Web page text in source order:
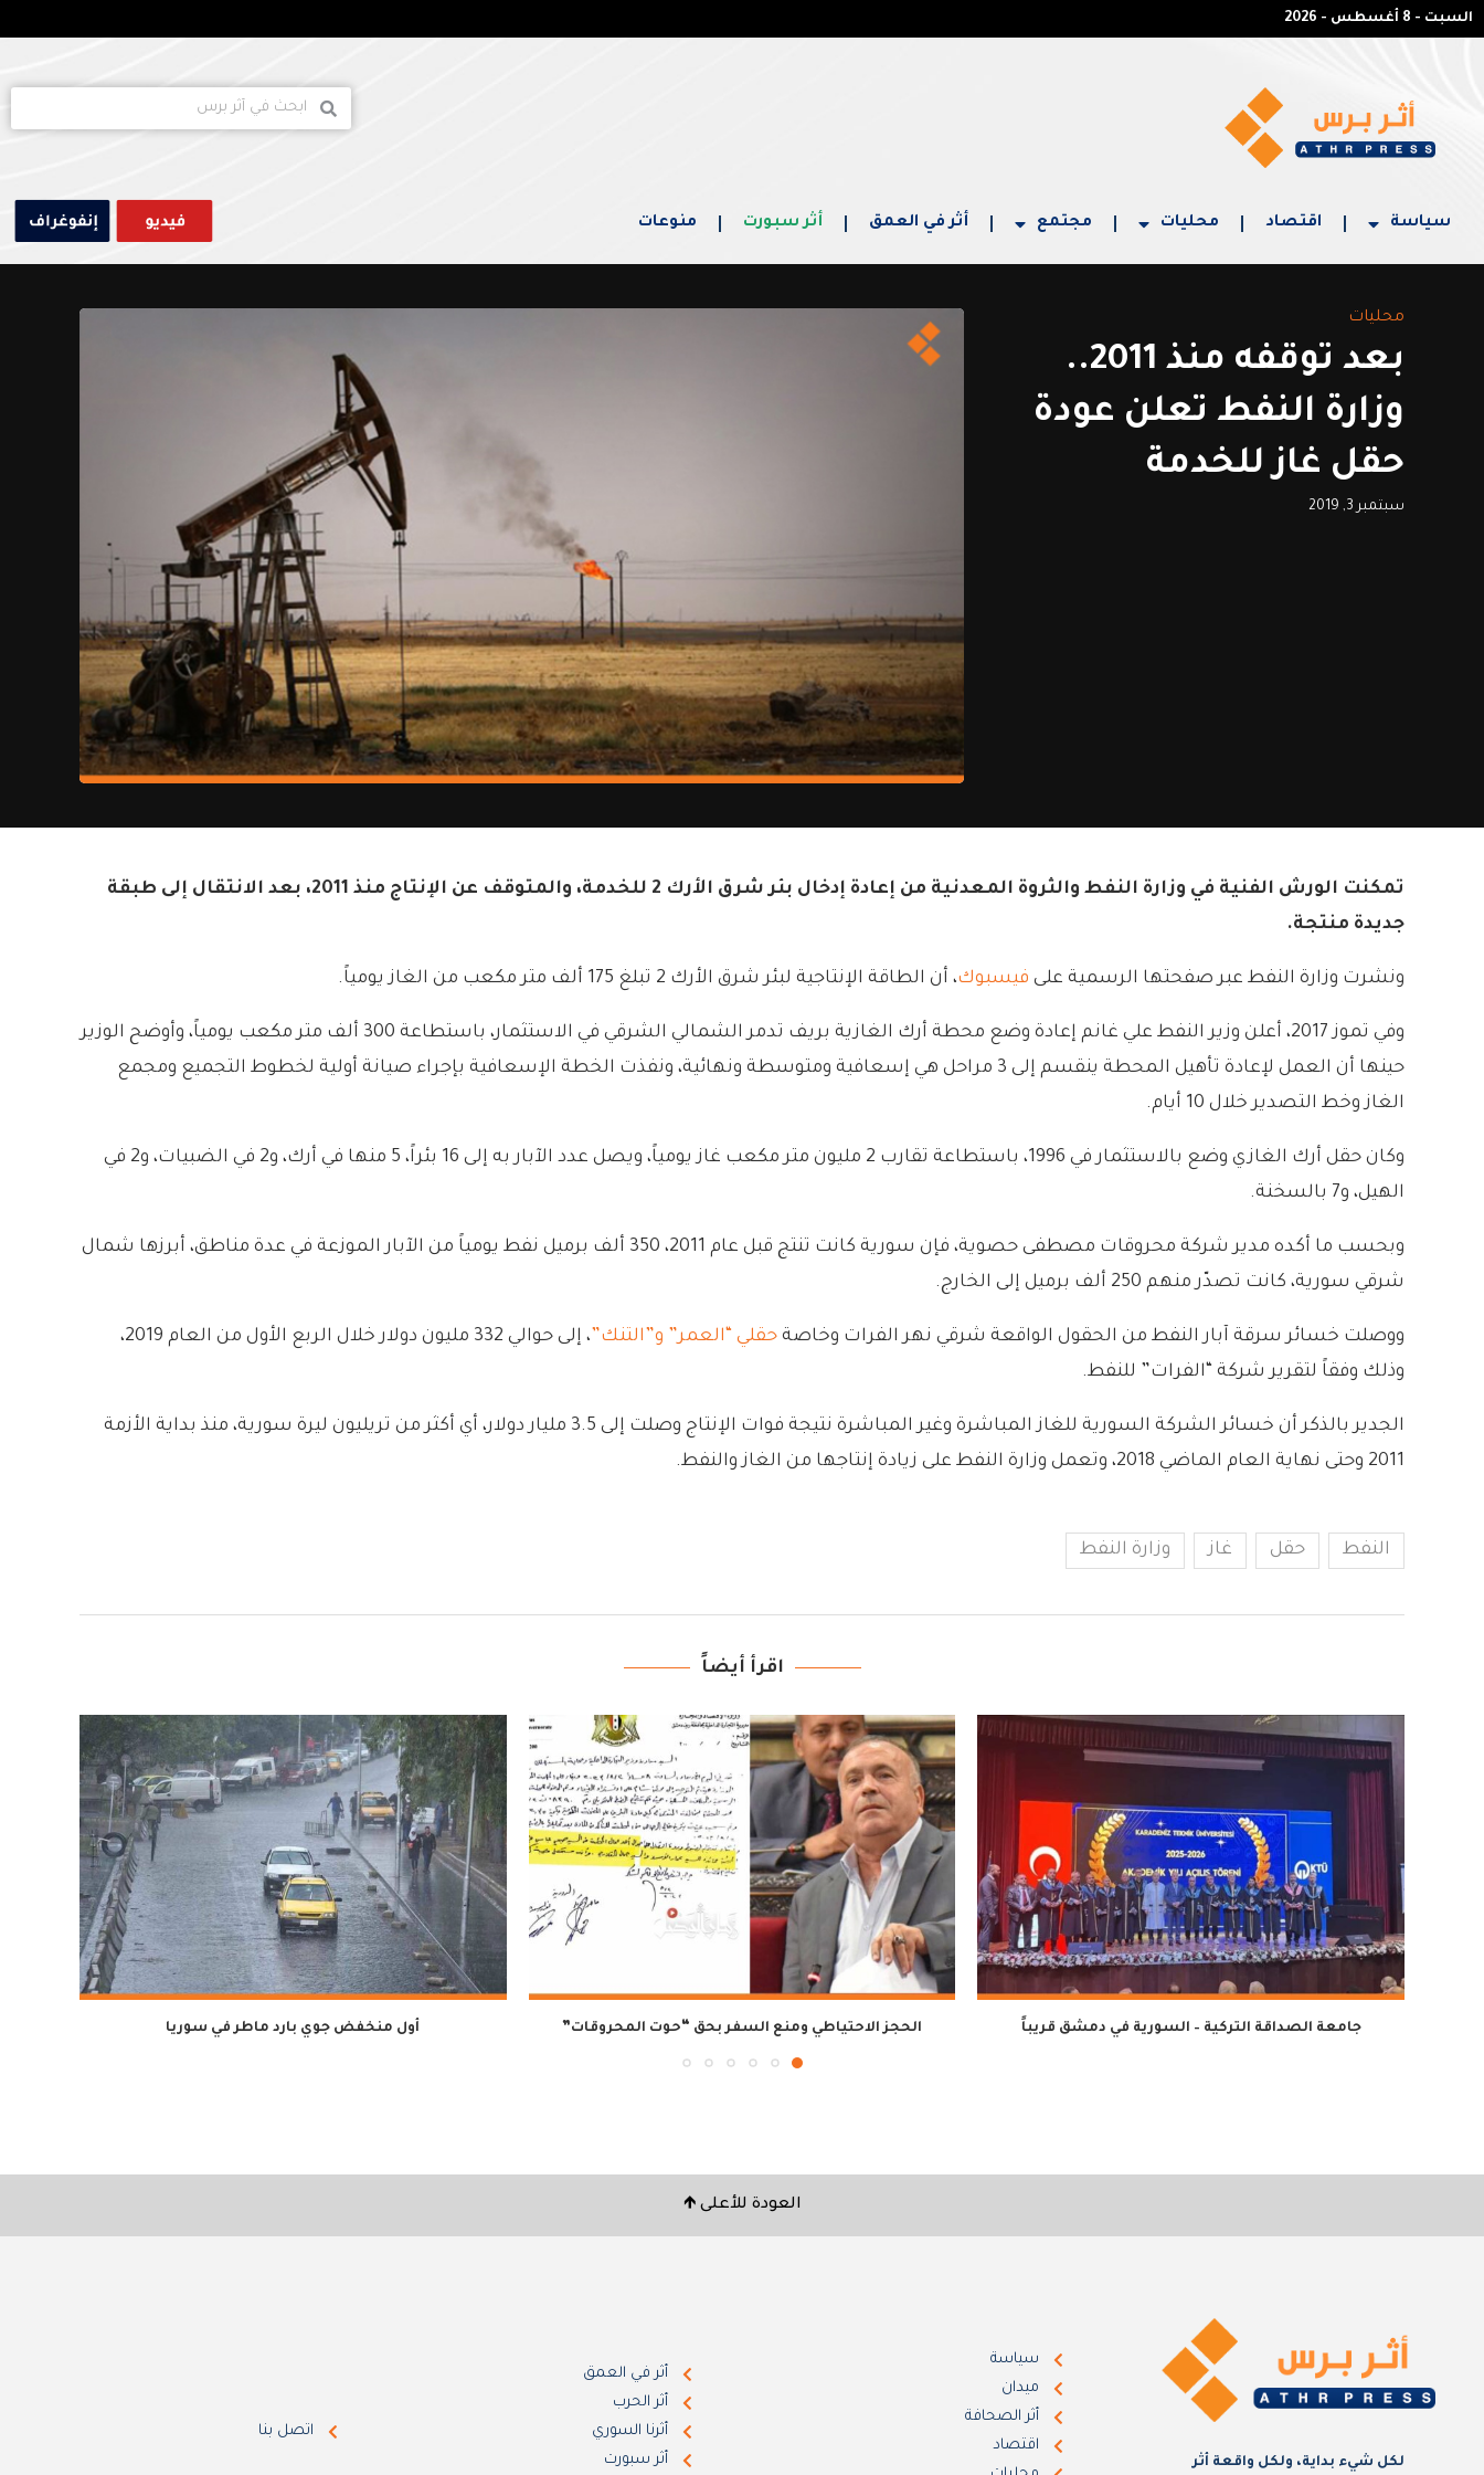
السبت - 8 أغسطس - 2026
سياسة اقتصاد محليات مجتمع أثر في العمق أثر سبورت منوعات
محليات
بعد توقفه منذ 2011..
وزارة النفط تعلن عودة
حقل غاز للخدمة
سبتمبر 3, 2019
تمكنت الورش الفنية في وزارة النفط والثروة المعدنية من إعادة إدخال بئر شرق الأرك 2 للخدمة، والمتوقف عن الإنتاج منذ 2011، بعد الانتقال إلى طبقة
جديدة منتجة.
ونشرت وزارة النفط عبر صفحتها الرسمية على فيسبوك، أن الطاقة الإنتاجية لبئر شرق الأرك 2 تبلغ 175 ألف متر مكعب من الغاز يومياً.
وفي تموز 2017، أعلن وزير النفط علي غانم إعادة وضع محطة أرك الغازية بريف تدمر الشمالي الشرقي في الاستثمار، باستطاعة 300 ألف متر مكعب يومياً، وأوضح الوزير
حينها أن العمل لإعادة تأهيل المحطة ينقسم إلى 3 مراحل هي إسعافية ومتوسطة ونهائية، ونفذت الخطة الإسعافية بإجراء صيانة أولية لخطوط التجميع ومجمع
الغاز وخط التصدير خلال 10 أيام.
وكان حقل أرك الغازي وضع بالاستثمار في 1996، باستطاعة تقارب 2 مليون متر مكعب غاز يومياً، ويصل عدد الآبار به إلى 16 بئراً، 5 منها في أرك، و2 في الضبيات، و2 في
الهيل، و7 بالسخنة.
وبحسب ما أكده مدير شركة محروقات مصطفى حصوية، فإن سورية كانت تنتج قبل عام 2011، 350 ألف برميل نفط يومياً من الآبار الموزعة في عدة مناطق، أبرزها شمال
شرقي سورية، كانت تصدّر منهم 250 ألف برميل إلى الخارج.
ووصلت خسائر سرقة آبار النفط من الحقول الواقعة شرقي نهر الفرات وخاصة حقلي “العمر” و”التنك”
، إلى حوالي 332 مليون دولار خلال الربع الأول من العام 2019،
وذلك وفقاً لتقرير شركة “الفرات” للنفط.
الجدير بالذكر أن خسائر الشركة السورية للغاز المباشرة وغير المباشرة نتيجة فوات الإنتاج و
صلت إلى 3.5 مليار دولار، أي أكثر من تريليون ليرة سورية، منذ بداية الأزمة
2011 وحتى نهاية العام الماضي 2018، وتعمل وزارة النفط على زيادة إنتاجها من الغاز والنفط.
النفط حقل غاز وزارة النفط
اقرأ أيضاً
جامعة الصداقة التركية – السورية في دمشق قريباً الحجز الاحتياطي ومنع السفر بحق “حوت المحروقات” أول منخفض جوي بارد ماطر في سوريا
العودة للأعلى 🡹
لكل شيء بداية، ولكل واقعة أثر
سياسة
ميدان
أثر الصحافة
اقتصاد
أثر في العمق
أثر الحرب
أثرنا السوري
أثر سبورت
اتصل بنا